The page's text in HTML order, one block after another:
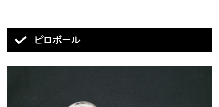
ピロボール